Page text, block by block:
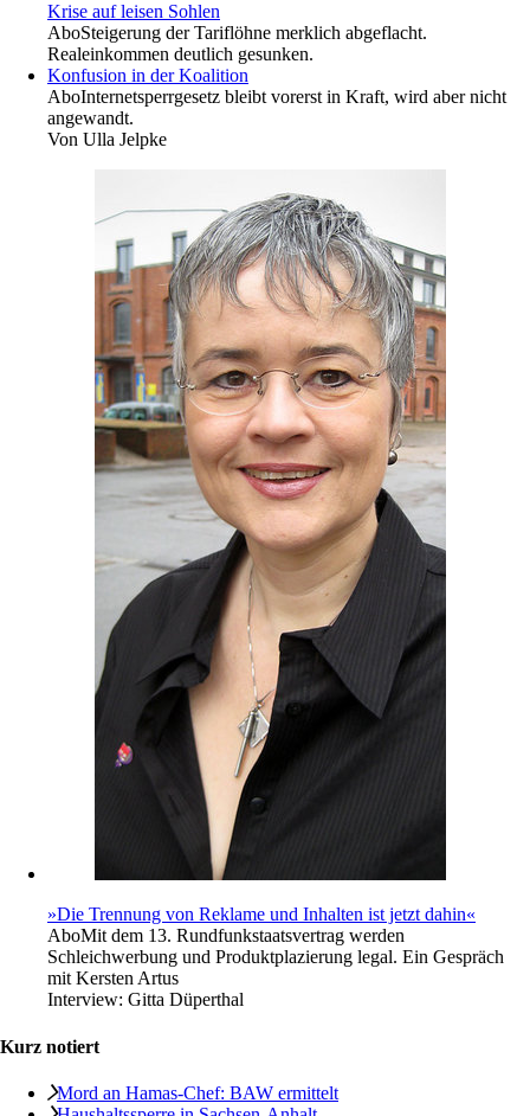
Krise auf leisen Sohlen
AboSteigerung der Tariflöhne merklich abgeflacht.
Realeinkommen deutlich gesunken.
Konfusion in der Koalition
AboInternetsperrgesetz bleibt vorerst in Kraft, wird aber nicht
angewandt.
Von Ulla Jelpke
»Die Trennung von Reklame und Inhalten ist jetzt dahin«
AboMit dem 13. Rundfunkstaatsvertrag werden
Schleichwerbung und Produktplazierung legal. Ein Gespräch
mit Kersten Artus
Interview: Gitta Düperthal
Kurz notiert
Mord an Hamas-Chef: BAW ermittelt